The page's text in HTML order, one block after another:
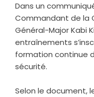
‎Dans un
Commandant de la
Général-Major Kabi
entraînements
formation continue
sécurité.
‎Selon le document,